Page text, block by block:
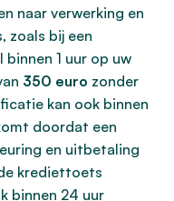
naar verwerking en
zoals bij een
1 uur op uw
350 euro zonder
kan ook binnen
doordat een
en uitbetaling
krediettoets
binnen 24 uur